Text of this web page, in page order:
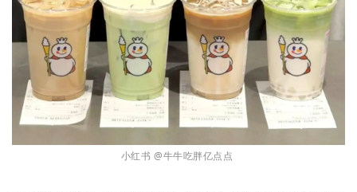
小红书 @牛牛吃胖亿点点